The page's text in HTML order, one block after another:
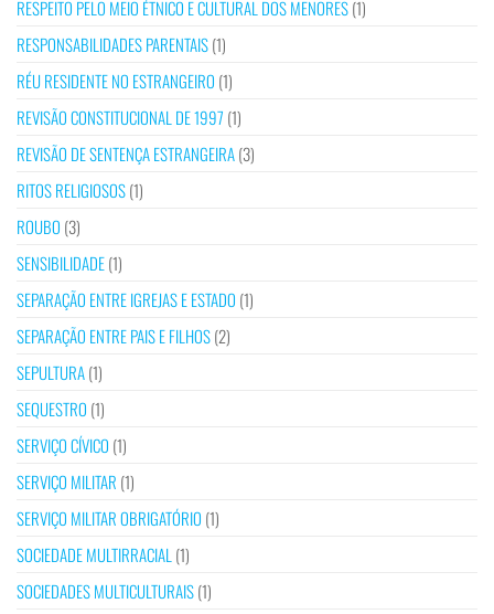
RESPEITO PELO MEIO ÉTNICO E CULTURAL DOS MENORES(1)
RESPONSABILIDADES PARENTAIS(1)
RÉU RESIDENTE NO ESTRANGEIRO (1)
REVISÃO CONSTITUCIONAL DE 1997 (1)
REVISÃO DE SENTENÇA ESTRANGEIRA(3)
RITOS RELIGIOSOS(1)
ROUBO (3)
SENSIBILIDADE(1)
SEPARAÇÃO ENTRE IGREJAS E ESTADO (1)
SEPARAÇÃO ENTRE PAIS E FILHOS(2)
SEPULTURA(1)
SEQUESTRO (1)
SERVIÇO CÍVICO (1)
SERVIÇO MILITAR (1)
SERVIÇO MILITAR OBRIGATÓRIO (1)
SOCIEDADE MULTIRRACIAL (1)
SOCIEDADES MULTICULTURAIS(1)